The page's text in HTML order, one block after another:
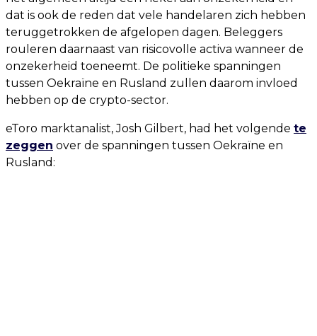
dat is ook de reden dat vele handelaren zich hebben
teruggetrokken de afgelopen dagen. Beleggers
rouleren daarnaast van risicovolle activa wanneer de
onzekerheid toeneemt. De politieke spanningen
tussen Oekraïne en Rusland zullen daarom invloed
hebben op de crypto-sector.
eToro marktanalist, Josh Gilbert, had het volgende te
zeggen over de spanningen tussen Oekraïne en
Rusland: